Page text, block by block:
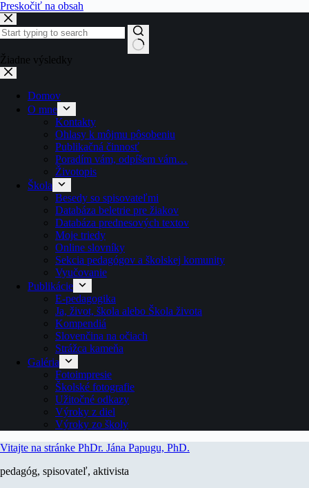
Preskočiť na obsah
Žiadne výsledky
Domov
O mne
Kontakty
Ohlasy k môjmu pôsobeniu
Publikačná činnosť
Poradím vám, odpíšem vám…
Životopis
Škola
Besedy so spisovateľmi
Databáza beletrie pre žiakov
Databáza prednesových textov
Moje triedy
Online slovníky
Sekcia pedagógov a školskej komunity
Vyučovanie
Publikácie
E-pedagogika
Ja, život, škola alebo Škola života
Kompendiá
Slovenčina na očiach
Strážca kameňa
Galéria
Fotoimpresie
Školské fotografie
Užitočné odkazy
Výroky z diel
Výroky zo školy
Vitajte na stránke PhDr. Jána Papugu, PhD.
pedagóg, spisovateľ, aktivista